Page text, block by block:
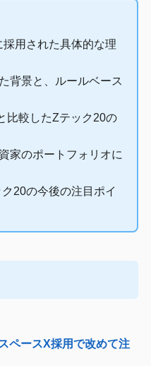
用された具体的な理
背景と、ルールベース
比較したZテック20の
家のポートフォリオに
20の今後の注目ポイ
ペースX採用で改めて注